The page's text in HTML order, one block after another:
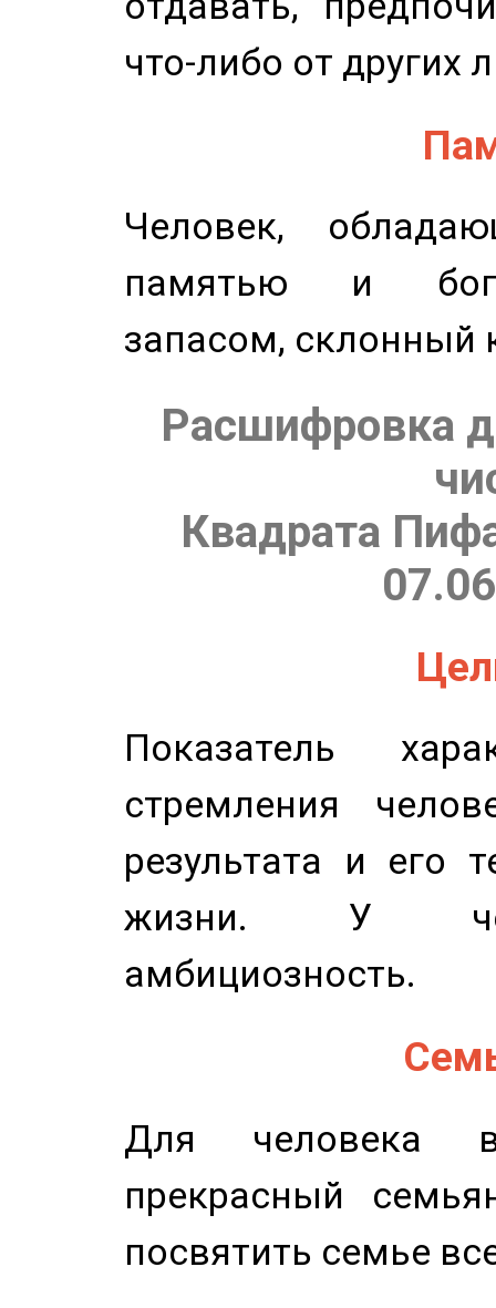
что-либо от других
Человек,
памятью и
запасом, склонный
Расшифровка
Квадрата
Показатель
стремления
результата и его
жизни. У
амбициозность.
Для человека
прекрасный
посвятить семье